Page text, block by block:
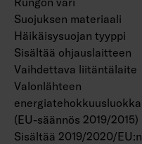
Suojuksen materiaali
Häikäisysuojan tyyppi
Sisältää ohjauslaitteen
Vaihdettava liitäntälaite
Valonlähteen
energiatehokkuusluokka
(EU-säännös 2019/2015)
Sisältää 2019/2020/EU:n